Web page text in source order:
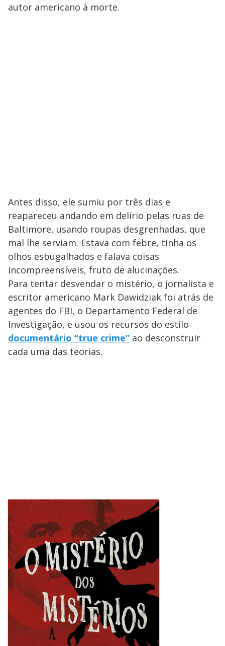
autor americano à morte.
Antes disso, ele sumiu por três dias e
reapareceu andando em delírio pelas ruas de
Baltimore, usando roupas desgrenhadas, que
mal lhe serviam. Estava com febre, tinha os
olhos esbugalhados e falava coisas
incompreensíveis, fruto de alucinações.
Para tentar desvendar o mistério, o jornalista e
escritor americano Mark Dawidziak foi atrás de
agentes do FBI, o Departamento Federal de
Investigação, e usou os recursos do estilo
documentário “true crime” ao desconstruir
cada uma das teorias.